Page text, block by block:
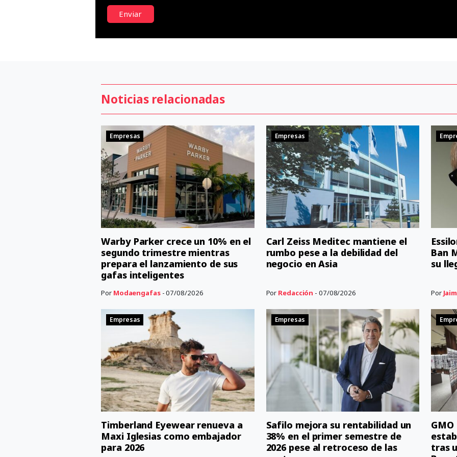
Enviar
Noticias relacionadas
Empresas
Warby Parker crece un 10% en el
segundo trimestre mientras
prepara el lanzamiento de sus
gafas inteligentes
Por Modaengafas- 07/08/2026
Empresas
Carl Zeiss Meditec mantiene el
rumbo pese a la debilidad del
negocio en Asia
Por Redacción - 07/08/2026
Ban
su
Por
Empresas
Timberland Eyewear renueva a
Maxi Iglesias como embajador
para 2026
Empresas
Safilo mejora su rentabilidad un
38% en el primer semestre de
2026 pese al retroceso de las
tras